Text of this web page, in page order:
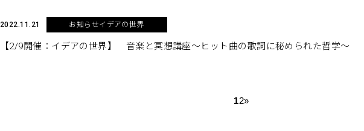
2022.11.21 お知らせイデアの世界
【2/9開催：イデアの世界】 音楽と冥想講座～ヒット曲の歌詞に秘められた哲学～
12»